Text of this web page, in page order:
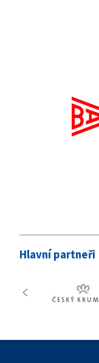
Hlavní partneři